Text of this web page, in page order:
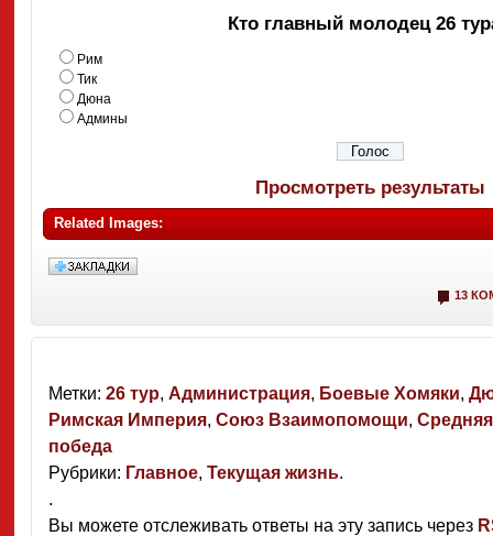
Кто главный молодец 26
Рим
Тик
Дюна
Админы
Просмотреть результаты
Related Images:
13
Метки: 26 тур, Администрация, Боевые Хомяки,
Римская Империя, Союз Взаимопомощи,
победа
Рубрики: Главное, Текущая жизнь.
.
Вы можете отслеживать ответы на эту запись через